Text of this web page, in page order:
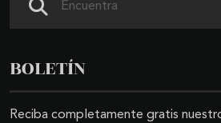
BOLETÍN
Reciba completamente gratis